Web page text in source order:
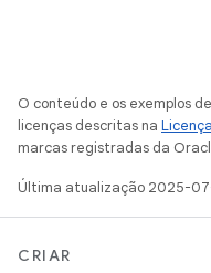
O conteúdo e os exemplos
licenças descritas na
marcas registradas da
Última atualização 2025-
CRIAR